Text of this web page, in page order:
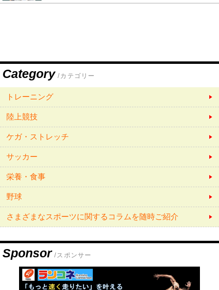
Category /カテゴリー
トレーニング
陸上競技
ケガ・ストレッチ
サッカー
栄養・食事
野球
さまざまなスポーツに関するコラムを随時ご紹介
Sponsor /スポンサー